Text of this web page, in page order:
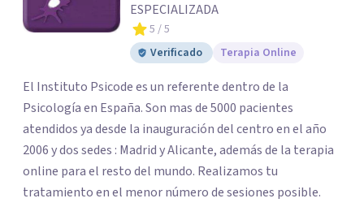
ESPECIALIZADA
5 / 5
Verificado
Terapia Online
El Instituto Psicode es un referente dentro de la
Psicología en España. Son mas de 5000 pacientes
atendidos ya desde la inauguración del centro en el año
2006 y dos sedes : Madrid y Alicante, además de la terapia
online para el resto del mundo. Realizamos tu
tratamiento en el menor número de sesiones posible.